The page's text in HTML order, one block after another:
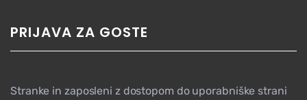
PRIJAVA ZA GOSTE
Stranke in zaposleni z dostopom do uporabniške strani